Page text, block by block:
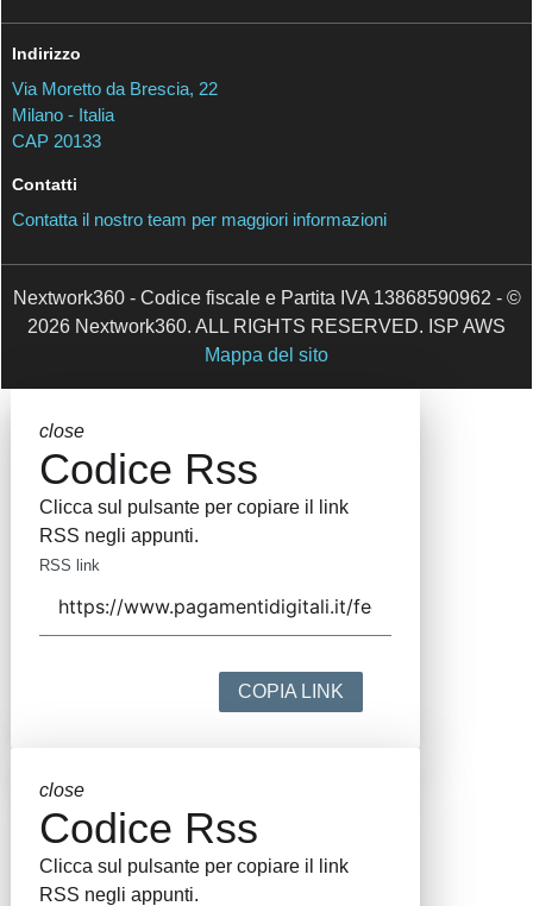
Indirizzo
Via Moretto da Brescia, 22
Milano - Italia
CAP 20133
Contatti
Contatta il nostro team per maggiori informazioni
Nextwork360 - Codice fiscale e Partita IVA 13868590962 - ©
2026 Nextwork360. ALL RIGHTS RESERVED. ISP AWS
Mappa del sito
close
Codice Rss
Clicca sul pulsante per copiare il link
RSS negli appunti.
RSS link
COPIA LINK
close
Codice Rss
Clicca sul pulsante per copiare il link
RSS negli appunti.